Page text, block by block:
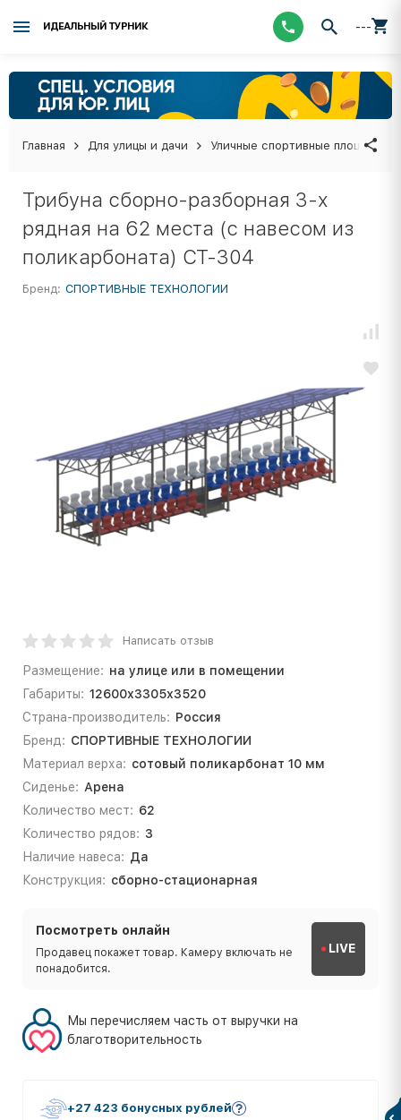
ИДЕАЛЬНЫЙ ТУРНИК ---
Главная Для улицы и дачи Уличные спортивные площадки
Трибуна сборно-разборная 3-х
рядная на 62 места (с навесом из
поликарбоната) СТ-304
Бренд: СПОРТИВНЫЕ ТЕХНОЛОГИИ
Написать отзыв
Размещение: на улице или в помещении
Габариты: 12600х3305х3520
Страна-производитель: Россия
Бренд: СПОРТИВНЫЕ ТЕХНОЛОГИИ
Материал верха: сотовый поликарбонат 10 мм
Сиденье: Арена
Количество мест: 62
Количество рядов: 3
Наличие навеса: Да
Конструкция: сборно-стационарная
Посмотреть онлайн
Продавец покажет товар. Камеру включать не
понадобится.
LIVE
Мы перечисляем часть от выручки на
благотворительность
+27 423 бонусных рублей